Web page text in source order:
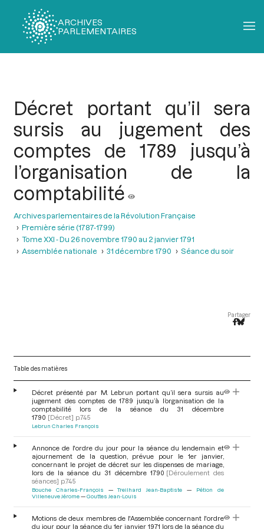
ARCHIVES
PARLEMENTAIRES
Décret portant qu’il sera
sursis au jugement des
comptes de 1789 jusqu’à
l’organisation de la
comptabilité
Archives parlementaires de la Révolution Française
Première série (1787-1799)
Tome XXI - Du 26 novembre 1790 au 2 janvier 1791
Assemblée nationale
31 décembre 1790 Séance du soir
Partager
Table des matières
Décret présenté par M. Lebrun portant qu’il sera sursis au
jugement des comptes de 1789 jusqu’à l’organisation de la
comptabilité lors de la séance du 31 décembre
1790 [Décret] p.745
Lebrun Charles François
Annonce de l'ordre du jour pour la séance du lendemain et
ajournement de la question, prévue pour le 1er janvier,
concernant le projet de décret sur les dispenses de mariage,
lors de la séance du 31 décembre 1790 [Déroulement des
séances] p.745
Bouche Charles-François Treilhard Jean-Baptiste
Pétion de
Villeneuve Jérome
Gouttes Jean-Louis
Motions de deux membres de l'Assemblée concernant l'ordre
du jour pour la séance du 1er janvier 1971 lors de la séance du